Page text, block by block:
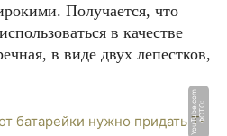
Получается, что
в качестве
в виде двух лепестков,
Ф
О
Т
О:
Y
o
u
T
u
b
e.
c
o
m